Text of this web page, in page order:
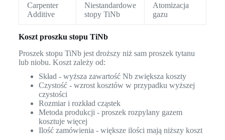
Carpenter
Additive
Niestandardowe
stopy TiNb
Atomizacja
gazu
Koszt proszku stopu TiNb
Proszek stopu TiNb jest droższy niż sam proszek tytanu
lub niobu. Koszt zależy od:
Skład - wyższa zawartość Nb zwiększa koszty
Czystość - wzrost kosztów w przypadku wyższej
czystości
Rozmiar i rozkład cząstek
Metoda produkcji - proszek rozpylany gazem
kosztuje więcej
Ilość zamówienia - większe ilości mają niższy koszt